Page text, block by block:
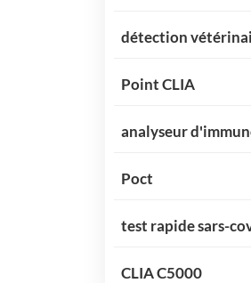
détection
Point CLIA
analyseur
Poct
test rapide sars-
CLIA C5000